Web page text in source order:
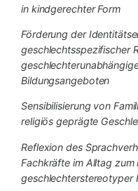
in kindgerechter Form
Förderung der
geschlechtsspezifischer
Bildungsangeboten
Sensibilisierung von
religiös geprägte
Reflexion des
Fachkräfte im Alltag zum
geschlechterstereotyper